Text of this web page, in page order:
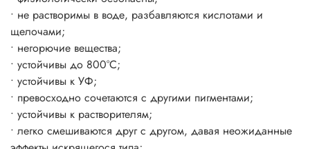
• не растворимы в воде, разбавляются кислотами и
щелочами;
• негорючие вещества;
• устойчивы до 800°C;
• устойчивы к УФ;
• превосходно сочетаются с другими пигментами;
• устойчивы к растворителям;
• легко смешиваются друг с другом, давая неожиданные